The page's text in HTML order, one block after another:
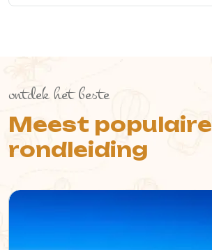
ontdek het beste
Meest populaire
rondleiding